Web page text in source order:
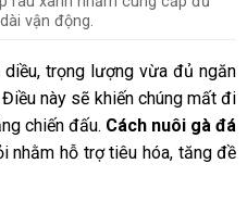
vận động.
trọng lượng vừa đủ ngăn
này sẽ khiến chúng mất đi
chiến đấu. Cách nuôi gà đá
nhằm hỗ trợ tiêu hóa, tăng đề